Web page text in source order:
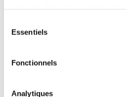
services. Vous trouverez ici
Essentiels
Fonctionnels
Analytiques
N’oubliez pas
aires autoroutières
des applications
navigation de votre voiture